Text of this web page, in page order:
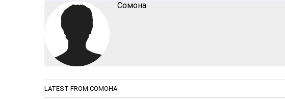
Cомона
LATEST FROM CОМОНА